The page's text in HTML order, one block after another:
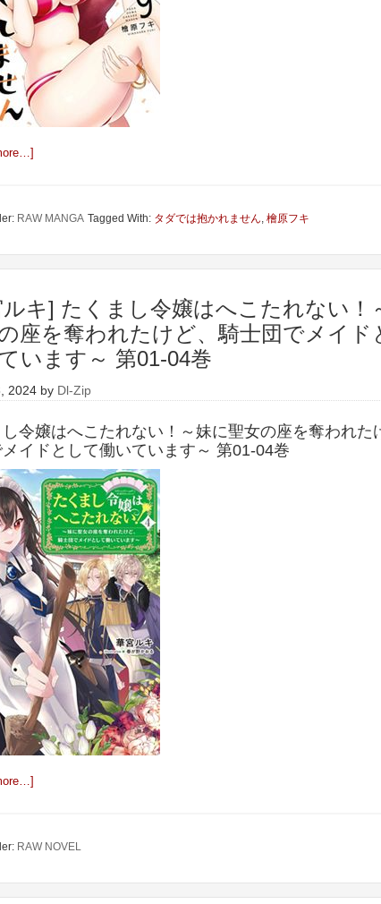
RAW MANGA Tagged With: タダでは抱かれません, 檜原フキ
キ] たくまし令嬢はへこたれない！
座を奪われたけど、騎士団でメイド
います～ 第01-04巻
2024 by Dl-Zip
令嬢はへこたれない！～妹に聖女の座を奪われた
イドとして働いています～ 第01-04巻
RAW NOVEL